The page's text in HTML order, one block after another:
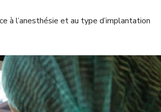
à l’anesthésie et au type d’implantation